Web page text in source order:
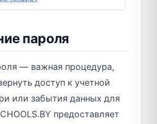
пароля
— важная процедура,
доступ к учетной
или забытия данных для
предоставляет